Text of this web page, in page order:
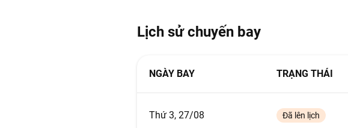
Lịch sử chuyến bay
NGÀY BAY TRẠNG THÁI
Thứ 3, 27/08 Đã lên lịch